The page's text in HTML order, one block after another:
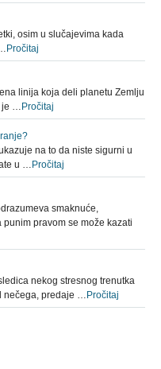
osim u slučajevima kada
Pročitaj
linija koja deli planetu Zemlju
je … Pročitaj
na to da niste sigurni u
u … Pročitaj
smaknuće,
pravom se može kazati
nekog stresnog trenutka
nečega, predaje … Pročitaj